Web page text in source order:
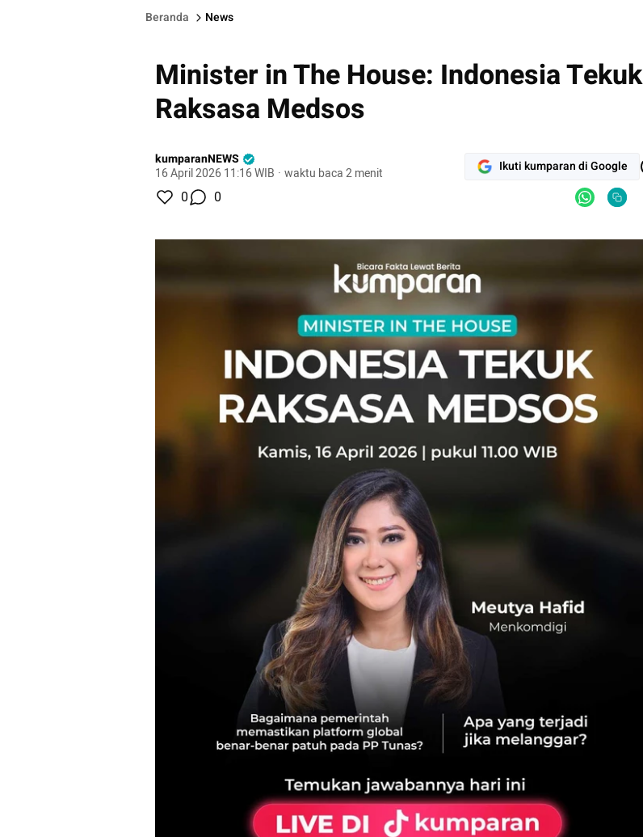
Beranda News
Minister in The House: Indonesia Tekuk
Raksasa Medsos
kumparanNEWS
16 April 2026 11:16 WIB · waktu baca 2 menit Ikuti kumparan di Google
0 0